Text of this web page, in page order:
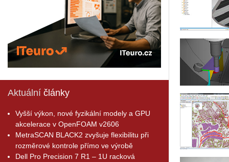
Aktuální články
Vyšší výkon, nové fyzikální modely a GPU
akcelerace v OpenFOAM v2606
MetraSCAN BLACK2 zvyšuje flexibilitu při
rozměrové kontrole přímo ve výrobě
Dell Pro Precision 7 R1 – 1U racková